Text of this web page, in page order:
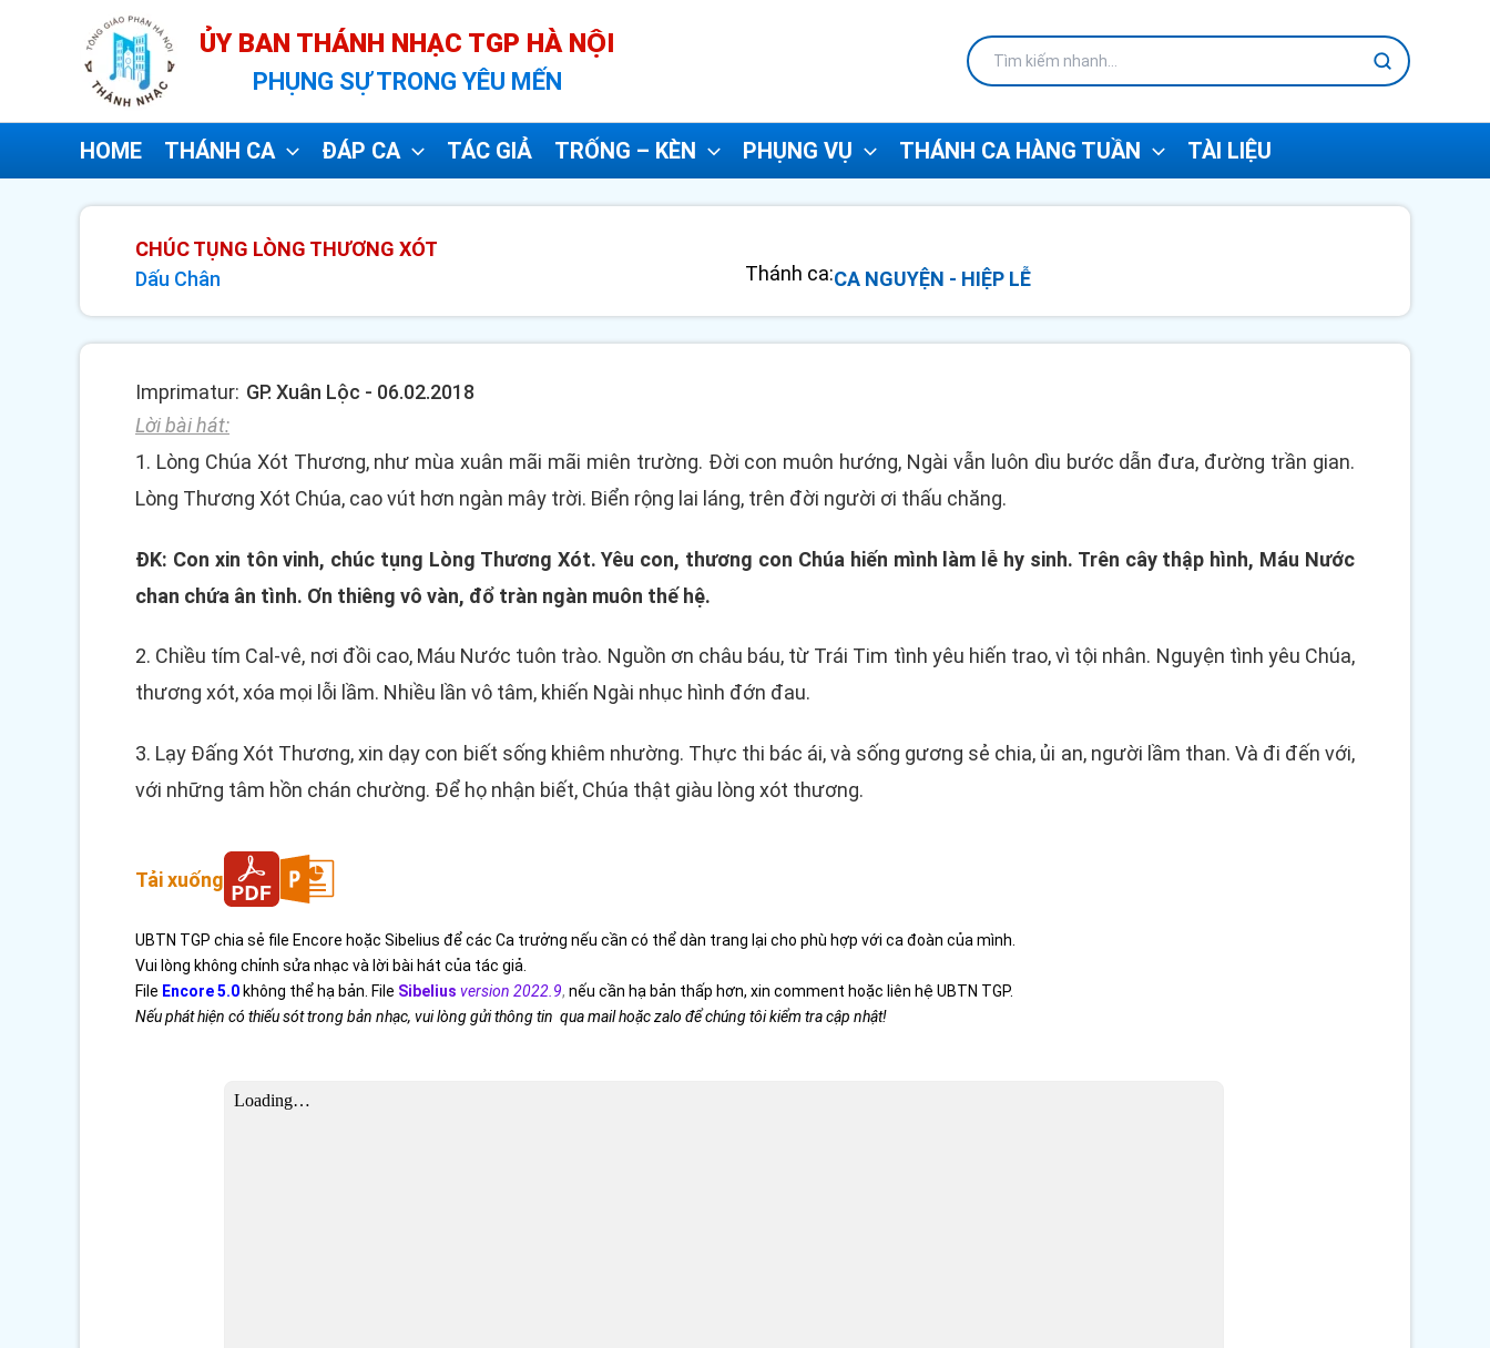
dung
ỦY BAN THÁNH NHẠC TGP HÀ NỘI
PHỤNG SỰ TRONG YÊU MẾN
HOME THÁNH CA ĐÁP CA TÁC GIẢ TRỐNG – KÈN PHỤNG VỤ THÁNH CA HÀNG TUẦN TÀI LIỆU
CHÚC TỤNG LÒNG THƯƠNG XÓT
Dấu Chân
Thánh ca:CA NGUYỆN - HIỆP LỄ
Imprimatur: GP. Xuân Lộc - 06.02.2018
Lời bài hát:
1. Lòng Chúa Xót Thương, như mùa xuân mãi mãi miên trường. Đời con muôn hướng, Ngài vẫn luôn dìu bước dẫn đưa, đường trần gian.
Lòng Thương Xót Chúa, cao vút hơn ngàn mây trời. Biển rộng lai láng, trên đời người ơi thấu chăng.
ĐK: Con xin tôn vinh, chúc tụng Lòng Thương Xót. Yêu con, thương con Chúa hiến mình làm lễ hy sinh. Trên cây thập hình, Máu Nước
chan chứa ân tình. Ơn thiêng vô vàn, đổ tràn ngàn muôn thế hệ.
2. Chiều tím Cal-vê, nơi đồi cao, Máu Nước tuôn trào. Nguồn ơn châu báu, từ Trái Tim tình yêu hiến trao, vì tội nhân. Nguyện tình yêu Chúa,
thương xót, xóa mọi lỗi lầm. Nhiều lần vô tâm, khiến Ngài nhục hình đớn đau.
3. Lạy Đấng Xót Thương, xin dạy con biết sống khiêm nhường. Thực thi bác ái, và sống gương sẻ chia, ủi an, người lầm than. Và đi đến với,
với những tâm hồn chán chường. Để họ nhận biết, Chúa thật giàu lòng xót thương.
Tải xuống
UBTN TGP chia sẻ file Encore hoặc Sibelius để các Ca trưởng nếu cần có thể dàn trang lại cho phù hợp với ca đoàn của mình.
Vui lòng không chỉnh sửa nhạc và lời bài hát của tác giả.
File Encore 5.0 không thể hạ bản. File Sibelius version 2022.9, nếu cần hạ bản thấp hơn, xin comment hoặc liên hệ UBTN TGP.
Nếu phát hiện có thiếu sót trong bản nhạc, vui lòng gửi thông tin qua mail hoặc zalo để chúng tôi kiểm tra cập nhật!